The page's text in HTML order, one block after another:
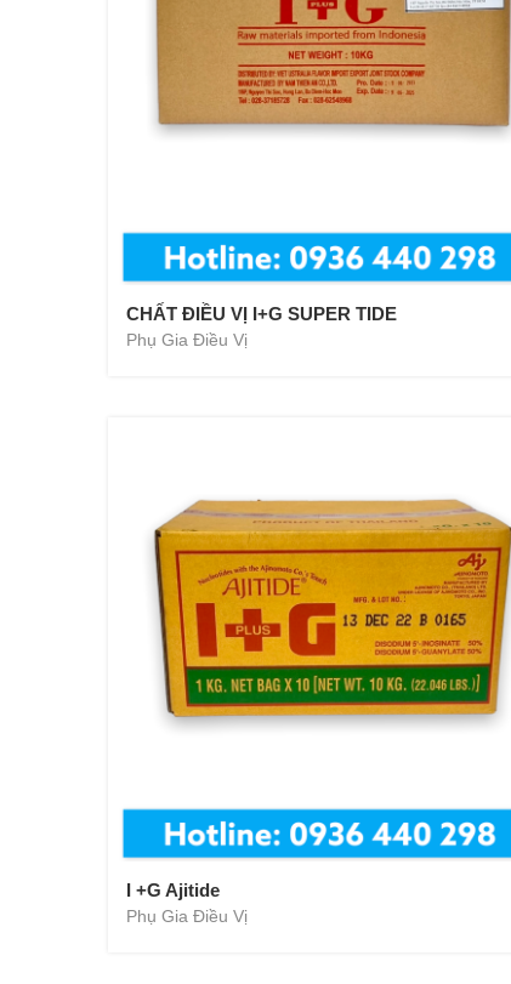
CHẤT ĐIỀU VỊ I+G SUPER TIDE
Phụ Gia Điều Vị
I +G Ajitide
Phụ Gia Điều Vị